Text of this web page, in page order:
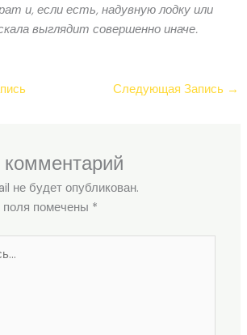
и, если есть, надувную лодку или
выглядит совершенно иначе.
Следующая Запись →
комментарий
не будет опубликован.
помечены *